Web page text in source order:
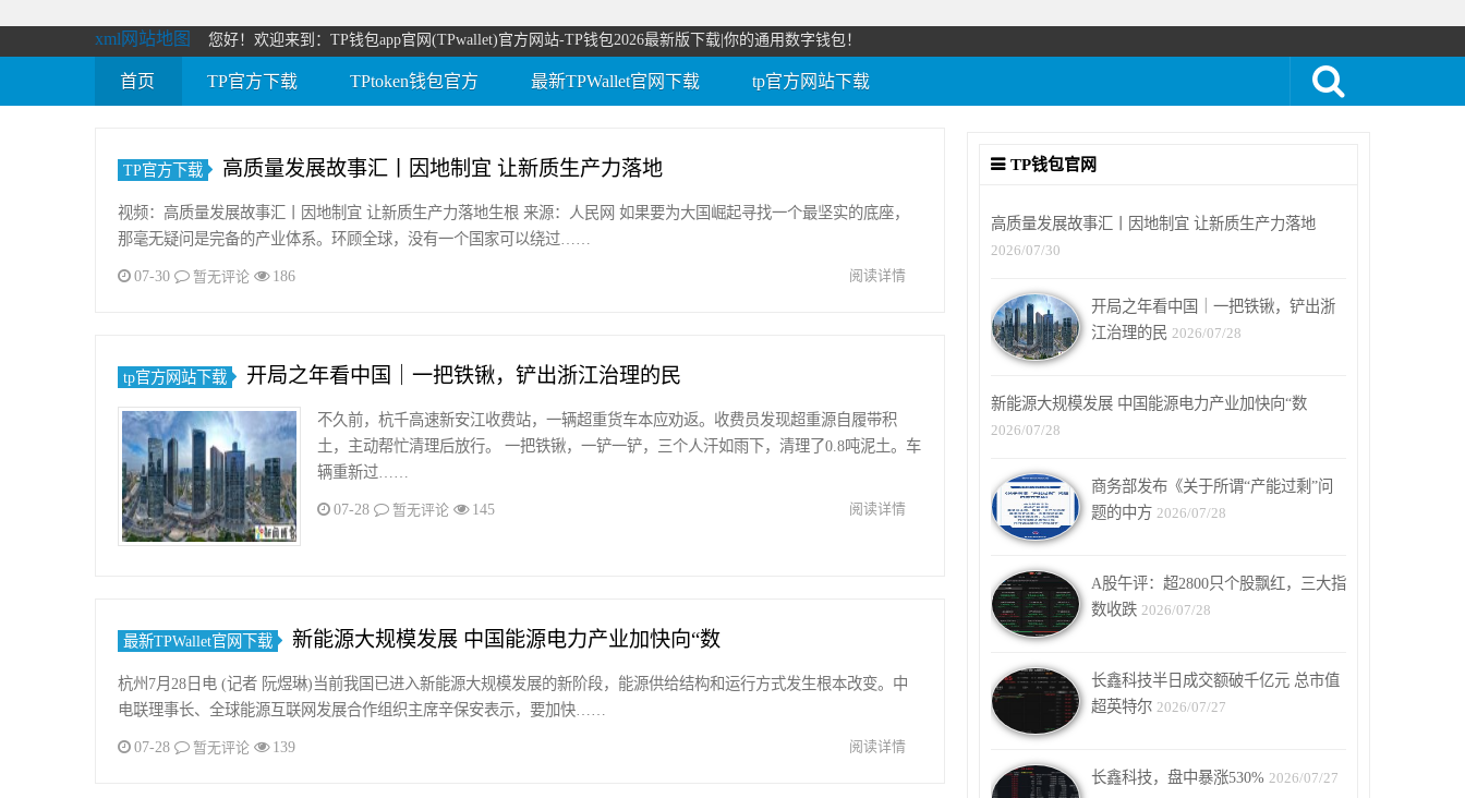
xml网站地图 您好！欢迎来到：TP钱包app官网(TPwallet)官方网站-TP钱包2026最新版下载|你的通用数字钱包！
首页 TP官方下载 TPtoken钱包官方 最新TPWallet官网下载 tp官方网站下载
TP官方下载 高质量发展故事汇丨因地制宜 让新质生产力落地
视频：高质量发展故事汇丨因地制宜 让新质生产力落地生根 来源：人民网 如果要为大国崛起寻找一个最坚实的底座，
那毫无疑问是完备的产业体系。环顾全球，没有一个国家可以绕过……
07-30 暂无评论 186 阅读详情
tp官方网站下载 开局之年看中国｜一把铁锹，铲出浙江治理的民
不久前，杭千高速新安江收费站，一辆超重货车本应劝返。收费员发现超重源自履带积
土，主动帮忙清理后放行。 一把铁锹，一铲一铲，三个人汗如雨下，清理了0.8吨泥土。车
辆重新过……
07-28 暂无评论 145 阅读详情
最新TPWallet官网下载 新能源大规模发展 中国能源电力产业加快向“数
杭州7月28日电 (记者 阮煜琳)当前我国已进入新能源大规模发展的新阶段，能源供给结构和运行方式发生根本改变。中
电联理事长、全球能源互联网发展合作组织主席辛保安表示，要加快……
07-28 暂无评论 139 阅读详情
TP钱包官网
高质量发展故事汇丨因地制宜 让新质生产力落地
2026/07/30
开局之年看中国｜一把铁锹，铲出浙
江治理的民 2026/07/28
新能源大规模发展 中国能源电力产业加快向“数
2026/07/28
商务部发布《关于所谓“产能过剩”问
题的中方 2026/07/28
A股午评：超2800只个股飘红，三大指
数收跌 2026/07/28
长鑫科技半日成交额破千亿元 总市值
超英特尔 2026/07/27
长鑫科技，盘中暴涨530% 2026/07/27